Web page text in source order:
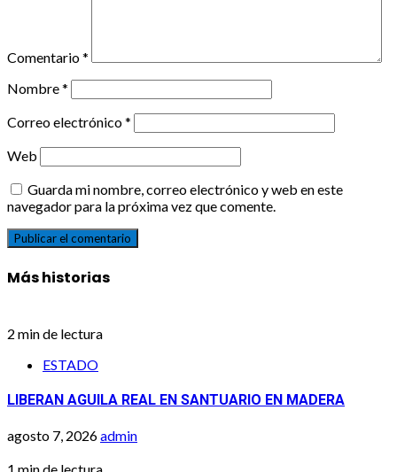
Comentario*
Nombre*
Correo electrónico*
Web
Guarda mi nombre, correo electrónico y web en este
navegador para la próxima vez que comente.
Más historias
2 min de lectura
ESTADO
LIBERAN AGUILA REAL EN SANTUARIO EN MADERA
agosto 7, 2026admin